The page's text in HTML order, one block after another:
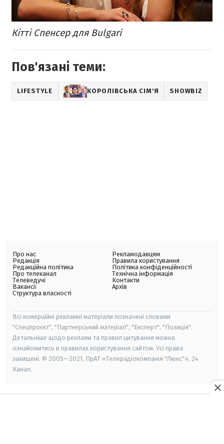
Кітті Спенсер для Bulgari
Пов'язані теми:
LIFESTYLE КОРОЛІВСЬКА СІМ'Я SHOWBIZ
Про нас
Редакція
Редакційна політика
Про телеканал
Телеведучі
Вакансії
Структура власності
Рекламодавцям
Правила користування
Політика конфіденційності
Технічна інформація
Контакти
Архів
Всі комерційні рекламні матеріали позначені словами
"Спецпроєкт", "Партнерський матеріал", "Експерт", "Позиція".
Детальніше щодо реклами та правил цитування можна
ознайомитись в правилах користування сайтом. Усі права
захищені. © 2005—2021, ПрАТ «Телерадіокомпанія "Люкс"», 24
Канал.